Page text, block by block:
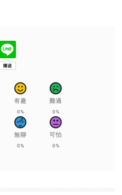
有趣
0%
難過
0%
無聊
0%
可怕
0%